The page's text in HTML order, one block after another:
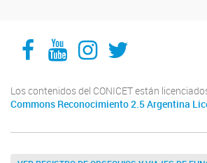
Facebook
YouTube
Instagram
Twitter
Los contenidos del CONICET están
Commons Reconocimiento 2.5 Argentina